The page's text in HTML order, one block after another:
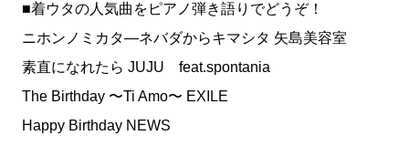
■着ウタの人気曲をピアノ弾き語りでどうぞ！
ニホンノミカタ—ネバダからキマシタ 矢島美容室
素直になれたら JUJU feat.spontania
The Birthday 〜Ti Amo〜 EXILE
Happy Birthday NEWS